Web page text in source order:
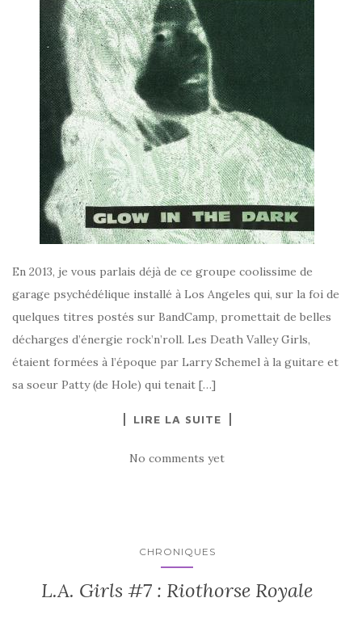
En 2013, je vous parlais déjà de ce groupe coolissime de
garage psychédélique installé à Los Angeles qui, sur la foi de
quelques titres postés sur BandCamp, promettait de belles
décharges d’énergie rock’n’roll. Les Death Valley Girls,
étaient formées à l’époque par Larry Schemel à la guitare et
sa soeur Patty (de Hole) qui tenait […]
LIRE LA SUITE
No comments yet
CHRONIQUES
L.A. Girls #7 : Riothorse Royale